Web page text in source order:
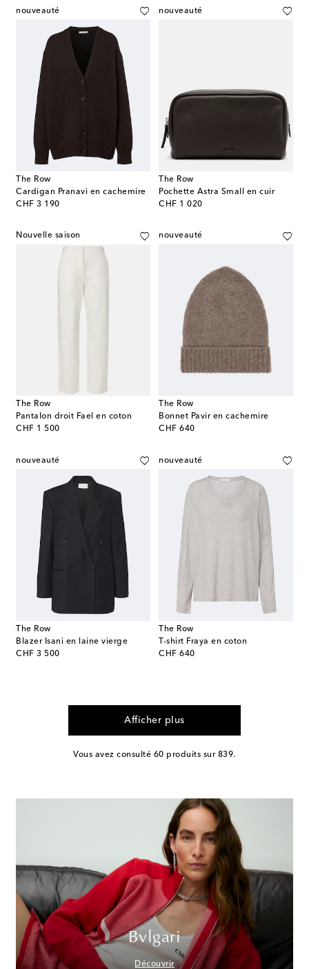
nouveauté
The Row
Cardigan Pranavi en cachemire
CHF 3 190
original price
nouveauté
The Row
Pochette Astra Small en cuir
CHF 1 020
original price
Nouvelle saison
The Row
Pantalon droit Fael en coton
CHF 1 500
original price
nouveauté
The Row
Bonnet Pavir en cachemire
CHF 640
original price
nouveauté
The Row
Blazer Isani en laine vierge
CHF 3 500
original price
nouveauté
The Row
T-shirt Fraya en coton
CHF 640
original price
Afficher plus
Vous avez consulté 60 produits sur 839.
Bvlgari
Découvrir